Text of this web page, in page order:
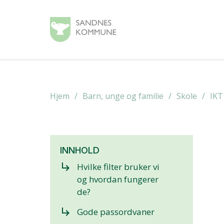
Hjem Barn, unge og familie Skole
INNHOLD
subdirectory_arrow_right
Hvilke filter bruker vi
og hvordan fungerer
de?
subdirectory_arrow_right Gode passordvaner